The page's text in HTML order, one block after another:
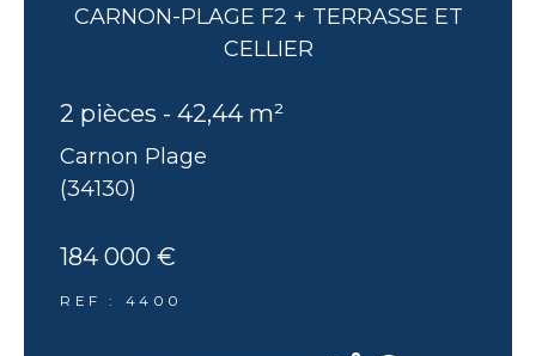
CARNON-PLAGE F2 + TERRASSE ET
CELLIER
2 pièces - 42,44 m²
Carnon Plage
(34130)
184 000 €
REF : 4400